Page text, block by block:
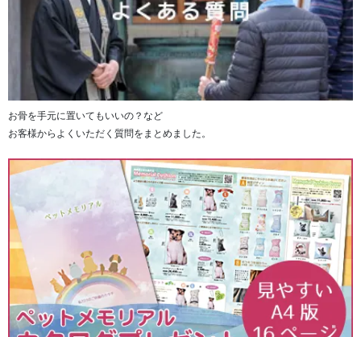
背面デザインは9種類からお選びいただけます。
※お写真の切り抜きの形状によりレイアウトが異なる場合
がございます
クッション背面はデザイン（柄）のみになります。お名
前・日付・メッセージなどは入れられません。
お骨を手元に置いてもいいの？など
お客様からよくいただく質問をまとめました。